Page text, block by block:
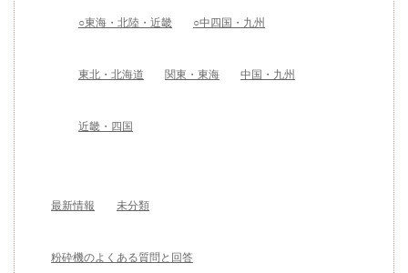
○東海・北陸・近畿 ○中四国・九州
東北・北海道 関東・東海 中国・九州
近畿・四国
最新情報 未分類
粉砕機のよくある質問と回答